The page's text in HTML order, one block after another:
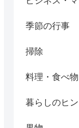
季節の行事
掃除
料理・食べ物
暮らしのヒン